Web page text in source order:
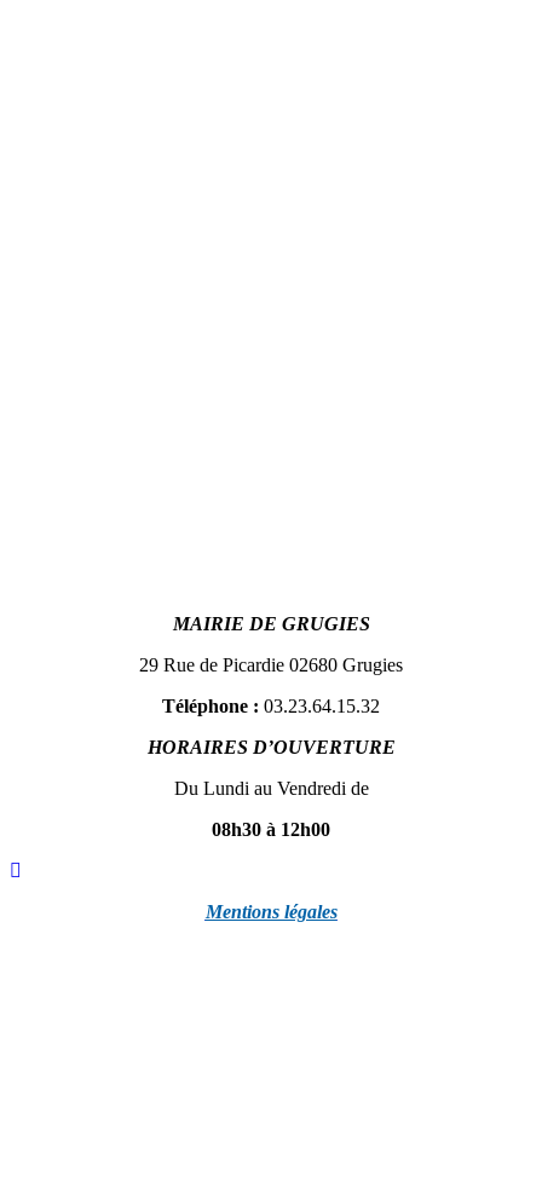
MAIRIE DE GRUGIES
29 Rue de Picardie 02680 Grugies
Téléphone : 03.23.64.15.32
HORAIRES D’OUVERTURE
Du Lundi au Vendredi de
08h30 à 12h00
Mentions légales